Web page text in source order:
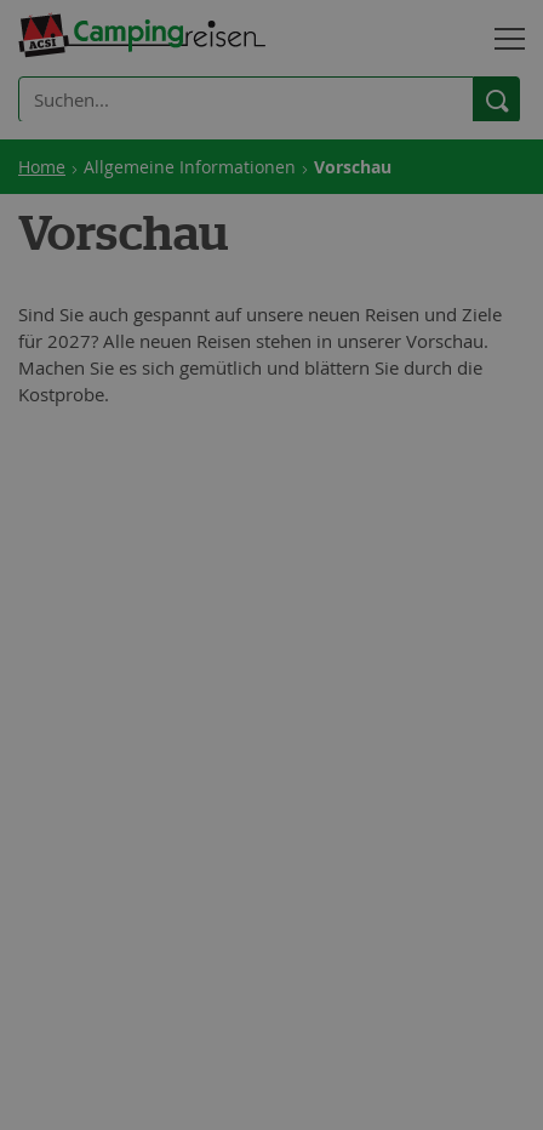
Home Allgemeine Informationen Vorschau
Vorschau
Sind Sie auch gespannt auf unsere neuen Reisen und Ziele
für 2027? Alle neuen Reisen stehen in unserer Vorschau.
Machen Sie es sich gemütlich und blättern Sie durch die
Kostprobe.